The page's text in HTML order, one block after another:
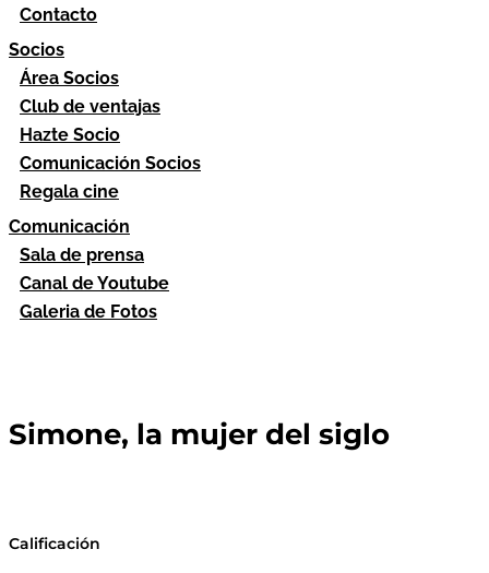
Contacto
Socios
Área Socios
Club de ventajas
Hazte Socio
Comunicación Socios
Regala cine
Comunicación
Sala de prensa
Canal de Youtube
Galeria de Fotos
Simone, la mujer del siglo
Calificación